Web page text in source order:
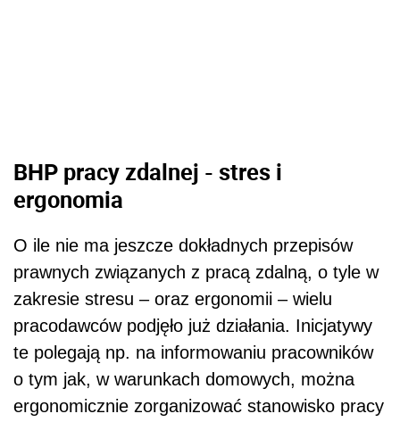
BHP pracy zdalnej - stres i
ergonomia
O ile nie ma jeszcze dokładnych przepisów
prawnych związanych z pracą zdalną, o tyle w
zakresie stresu – oraz ergonomii – wielu
pracodawców podjęło już działania. Inicjatywy
te polegają np. na informowaniu pracowników
o tym jak, w warunkach domowych, można
ergonomicznie zorganizować stanowisko pracy